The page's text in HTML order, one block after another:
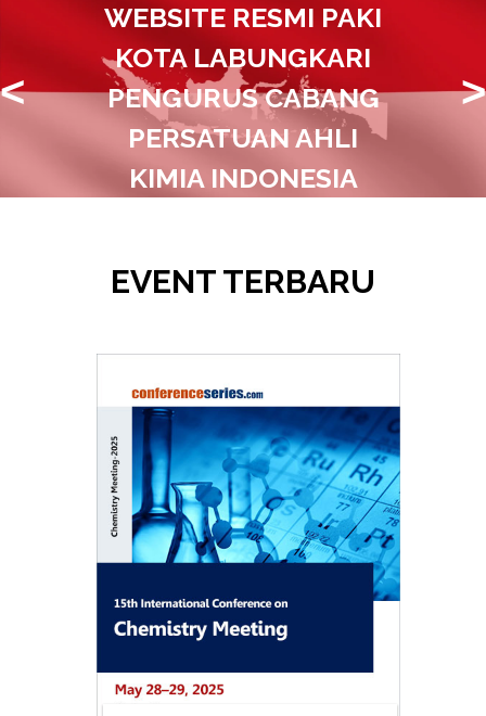
WEBSITE RESMI PAKI
KOTA LABUNGKARI
PENGURUS CABANG
PERSATUAN AHLI
KIMIA INDONESIA
< >
EVENT TERBARU